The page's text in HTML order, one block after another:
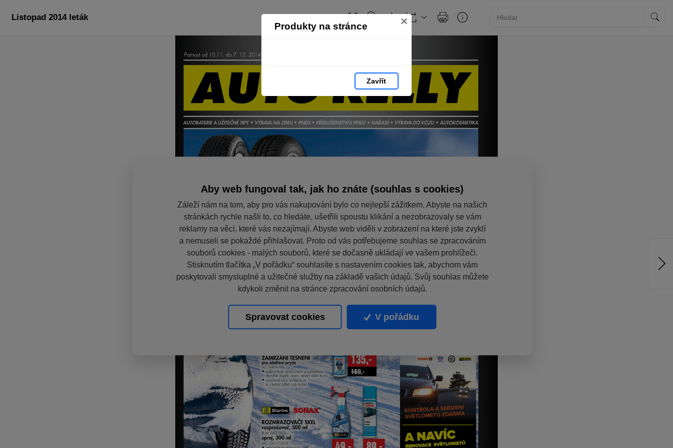
Produkty na stránce ×
Zavřít
Listopad 2014 leták
Aby web fungoval tak, jak ho znáte (souhlas s cookies)
Záleží nám na tom, aby pro vás nakupování bylo co nejlepší zážitkem. Abyste na našich
stránkách rychle našli to, co hledáte, ušetřili spoustu klikání a nezobrazovaly se vám
reklamy na věci, které vás nezajímají. Abyste web viděli v zobrazení na které jste zvyklí
a nemuseli se pokaždé přihlašovat. Proto od vás potřebujeme souhlas se zpracováním
souborů cookies - malých souborů, které se dočasně ukládají ve vašem prohlížeči.
Stisknutím tlačítka „V pořádku“ souhlasíte s nastavením cookies tak, abychom vám
poskytovali smysluplné a užitečné služby na základě vašich údajů. Svůj souhlas můžete
kdykoli změnit na stránce zpracování osobních údajů.
Spravovat cookies V pořádku